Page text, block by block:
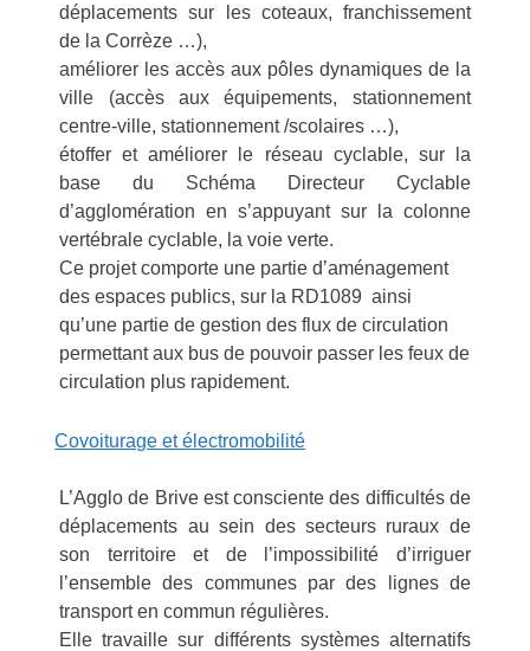
déplacements sur les coteaux, franchissement
de la Corrèze …),
améliorer les accès aux pôles dynamiques de la
ville (accès aux équipements, stationnement
centre-ville, stationnement /scolaires …),
étoffer et améliorer le réseau cyclable, sur la
base du Schéma Directeur Cyclable
d’agglomération en s’appuyant sur la colonne
vertébrale cyclable, la voie verte.
Ce projet comporte une partie d’aménagement
des espaces publics, sur la RD1089 ainsi
qu’une partie de gestion des flux de circulation
permettant aux bus de pouvoir passer les feux de
circulation plus rapidement.
Covoiturage et électromobilité
L’Agglo de Brive est consciente des difficultés de
déplacements au sein des secteurs ruraux de
son territoire et de l’impossibilité d’irriguer
l’ensemble des communes par des lignes de
transport en commun régulières.
Elle travaille sur différents systèmes alternatifs